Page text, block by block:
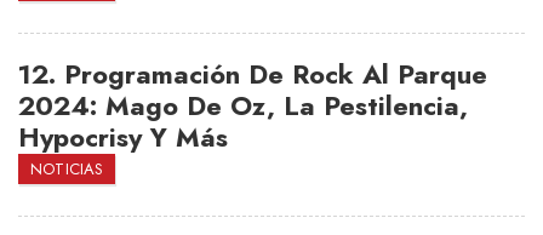
12. Programación De Rock Al Parque
2024: Mago De Oz, La Pestilencia,
Hypocrisy Y Más
NOTICIAS